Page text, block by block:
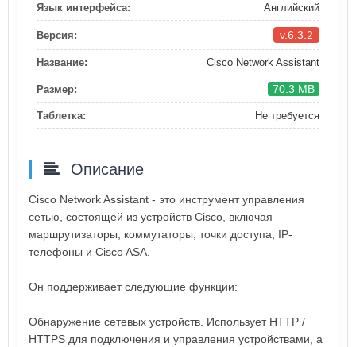
Язык интерфейса: Английский
Версия: v.6.3.2
Название: Cisco Network Assistant
Размер: 70.3 MB
Таблетка: Не требуется
Описание
Cisco Network Assistant - это инструмент управления
сетью, состоящей из устройств Cisco, включая
маршрутизаторы, коммутаторы, точки доступа, IP-
телефоны и Cisco ASA.
Он поддерживает следующие функции:
Обнаружение сетевых устройств. Использует HTTP /
HTTPS для подключения и управления устройствами, а